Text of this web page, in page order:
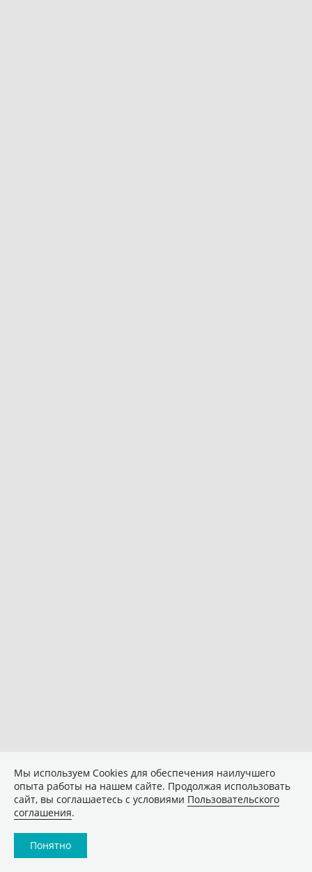
Мы используем Сookies для обеспечения наилучшего
опыта работы на нашем сайте. Продолжая использовать
сайт, вы соглашаетесь с условиями Пользовательского
соглашения.
Понятно